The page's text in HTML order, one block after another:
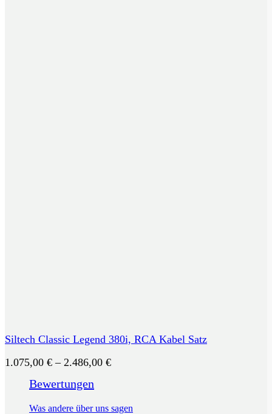
Bewertungen
Was andere über uns sagen
Siltech Classic Legend 380i, RCA Kabel Satz
1.075,00 € – 2.486,00 €Preisspanne: